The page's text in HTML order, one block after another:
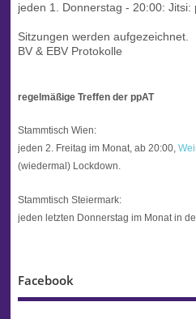
jeden 1. Donnerstag - 20:00: Jitsi:
Sitzungen werden aufgezeichnet.
BV & EBV Protokolle
regelmäßige Treffen der ppAT
Stammtisch Wien:
jeden 2. Freitag im Monat, ab 20:00,
(wiedermal) Lockdown.
Stammtisch Steiermark:
jeden letzten Donnerstag im Monat in
Facebook